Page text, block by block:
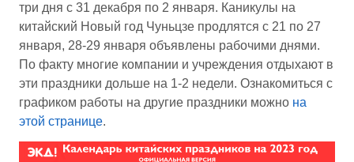
три дня с 31 декабря по 2 января. Каникулы на
китайский Новый год Чуньцзе продлятся с 21 по 27
января, 28-29 января объявлены рабочими днями.
По факту многие компании и учреждения отдыхают в
эти праздники дольше на 1-2 недели. Ознакомиться с
графиком работы на другие праздники можно на
этой странице.